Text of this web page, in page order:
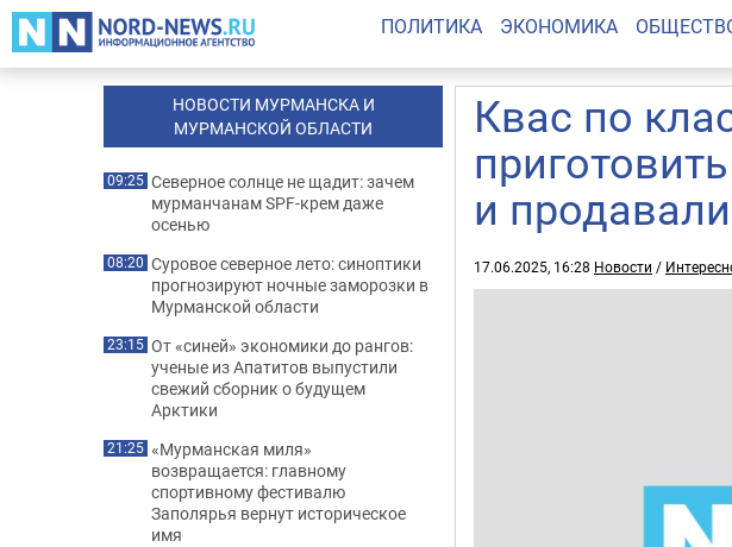
ПОЛИТИКА ЭКОНОМИКА
Квас по
и
17.06.2025, 16:28 Новости /
НОВОСТИ МУРМАНСКА И
МУРМАНСКОЙ ОБЛАСТИ
09:25 Северное солнце не щадит: зачем
мурманчанам SPF-крем даже
осенью
08:20 Суровое северное лето: синоптики
прогнозируют ночные заморозки в
Мурманской области
23:15 От «синей» экономики до рангов:
ученые из Апатитов выпустили
свежий сборник о будущем
Арктики
21:25 «Мурманская миля»
возвращается: главному
спортивному фестивалю
Заполярья вернут историческое
имя